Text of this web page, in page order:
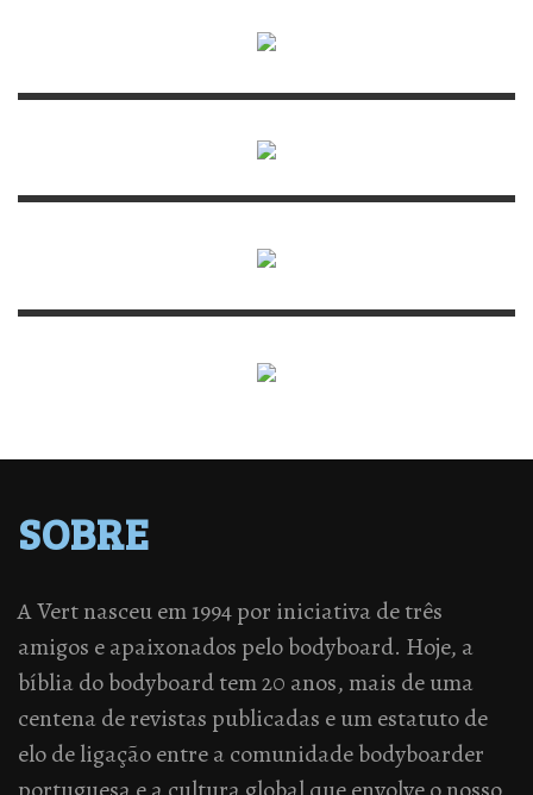
SOBRE
A Vert nasceu em 1994 por iniciativa de três
amigos e apaixonados pelo bodyboard. Hoje, a
bíblia do bodyboard tem 20 anos, mais de uma
centena de revistas publicadas e um estatuto de
elo de ligação entre a comunidade bodyboarder